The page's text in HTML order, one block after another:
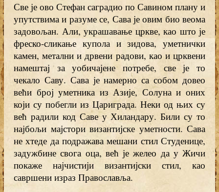
Све је ово Стефан саградио по Савином плану и
упутствима и разуме се, Сава је овим био веома
задовољан. Али, украшавање цркве, као што је
фреско-сликање купола и зидова, уметнички
камен, метални и дрвени радови, као и црквени
намештај за уобичајене потребе, све је то
чекало Саву. Сава је намерно са собом довео
већи број уметника из Азије, Солуна и оних
који су побегли из Цариграда. Неки од њих су
већ радили код Саве у Хиландару. Били су то
најбољи мајстори византијске уметности. Сава
не хтеде да подражава мешани стил Студенице,
задужбине свога оца, већ је желео да у Жичи
покаже најчистији византијски стил, као
савршени израз Православља.